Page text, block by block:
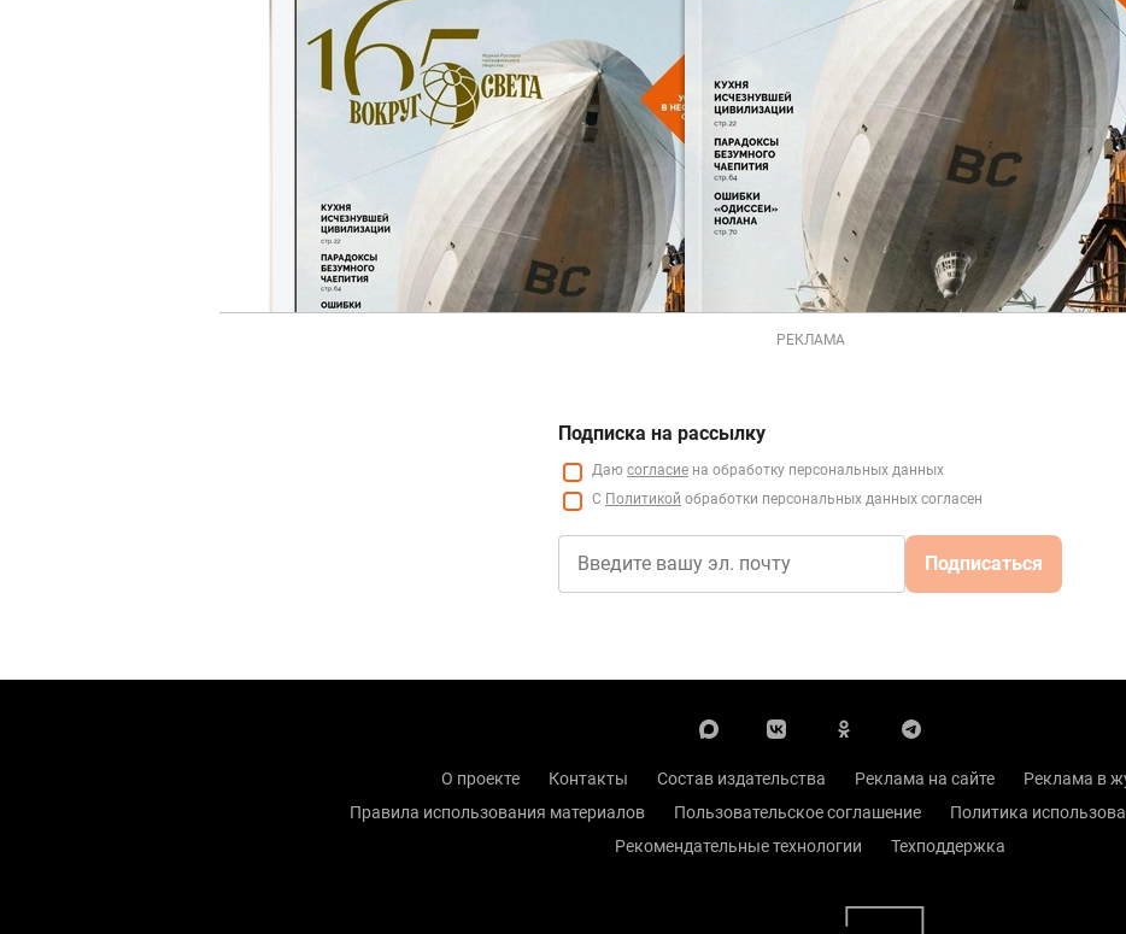
РЕКЛАМА
Подписка на рассылку
Даю согласие на обработку персональных данных
С Политикой обработки персональных данных согласен
Подписаться
О проекте Контакты Состав издательства Реклама на сайте
Реклама в
Правила использования материалов
Пользовательское соглашение
Политика
Рекомендательные технологии
Техподдержка